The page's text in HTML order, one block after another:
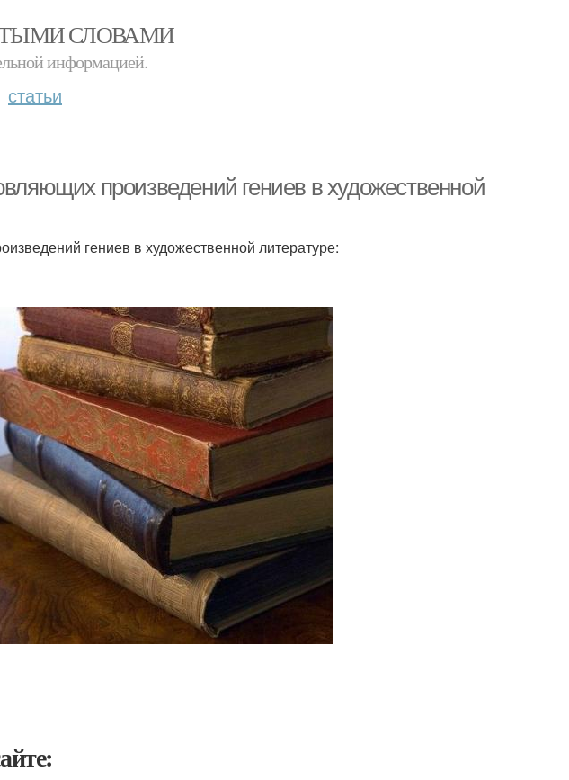
СЛОВАМИ
информацией.
статьи
произведений гениев в художественной
гениев в художественной литературе: